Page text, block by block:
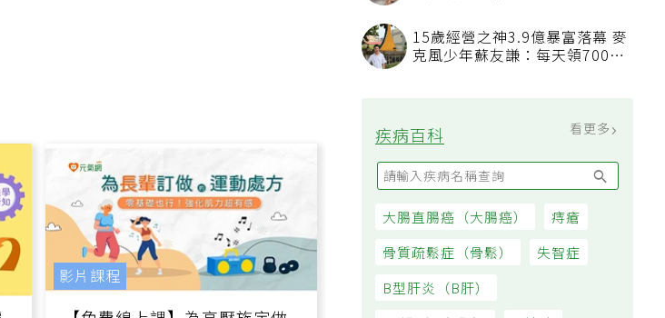
15歲經營之神3.9億暴富落幕 麥
疾病百科
影片課程